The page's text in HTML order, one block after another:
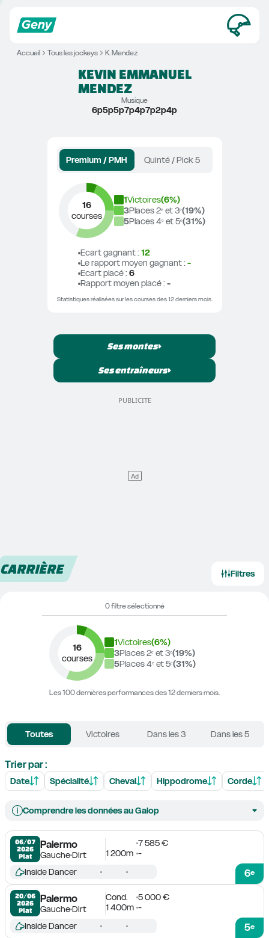
Accueil Tous les jockeys K. Mendez
KEVIN EMMANUEL
MENDEZ
Musique
6p5p5p7p4p7p2p4p
Premium / PMH Quinté / Pick 5
16
courses
1Victoires(6%)
3Places 2ᵉ et 3ᵉ(19%)
5Places 4ᵉ et 5ᵉ(31%)
Ecart gagnant : 12
Le rapport moyen gagnant : -
Ecart placé : 6
Rapport moyen placé : -
Statistiques réalisées sur les courses des 12 derniers mois.
Ses montes
Ses entraîneurs
CARRIÈRE Filtres
0 filtre sélectionné
16
courses
1Victoires(6%)
3Places 2ᵉ et 3ᵉ(19%)
5Places 4ᵉ et 5ᵉ(31%)
Les 100 dernières performances des 12 derniers mois.
Toutes Victoires Dans les 3 Dans les 5
Trier par :
Date Spécialité Cheval Hippodrome Corde
Comprendre les données au Galop
06/07
2026
Plat
Palermo
GaucheDirt
7 585 €
1 200m -
6e
Inside Dancer
20/06
2026
Plat
Palermo
GaucheDirt
Cond.
5 000 €
1 400m -
5e
Inside Dancer